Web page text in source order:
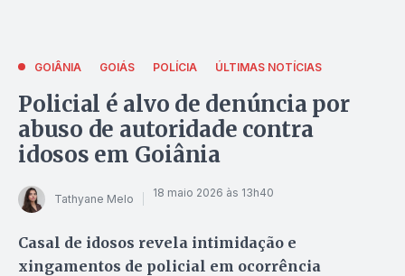
GOIÂNIA GOIÁS POLÍCIA ÚLTIMAS NOTÍCIAS
Policial é alvo de denúncia por
abuso de autoridade contra
idosos em Goiânia
Tathyane Melo 18 maio 2026 às 13h40
Casal de idosos revela intimidação e
xingamentos de policial em ocorrência